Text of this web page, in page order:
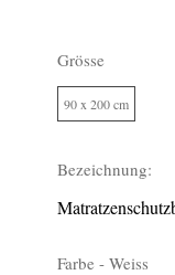
Grösse
90 x 200 cm
Bezeichnung:
Farbe -Weiss